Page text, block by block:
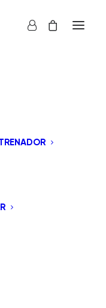
a bajo